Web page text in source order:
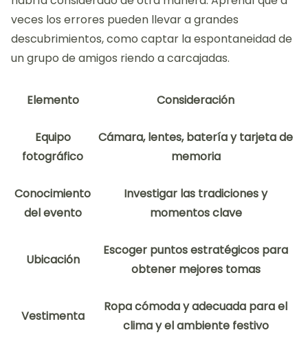
veces los errores pueden llevar a grandes
descubrimientos, como captar la espontaneidad de
un grupo de amigos riendo a carcajadas.
Elemento Consideración
Equipo
fotográfico
Cámara, lentes, batería y tarjeta de
memoria
Conocimiento
del evento
Investigar las tradiciones y
momentos clave
Ubicación
Escoger puntos estratégicos para
obtener mejores tomas
Vestimenta
Ropa cómoda y adecuada para el
clima y el ambiente festivo